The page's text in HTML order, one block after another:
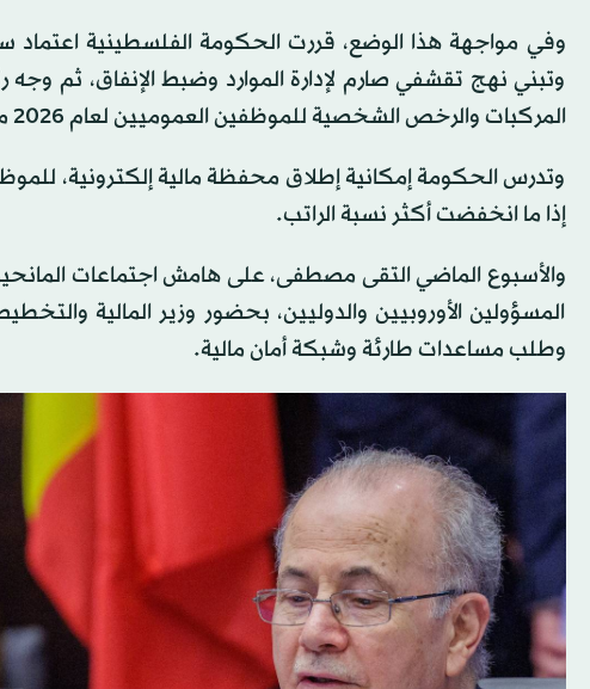
وتبني نهج تقشفي صارم لإدارة الموارد وضبط الإنفاق،
المركبات والرخص الشخصية للموظفين العموميين لعام 2026 من رصيد مستحقاتهم.
وتدرس الحكومة إمكانية إطلاق محفظة مالية إلكترونية،
إذا ما انخفضت أكثر نسبة الراتب.
والأسبوع الماضي التقى مصطفى، على هامش اجتماعات
المسؤولين الأوروبيين والدوليين، بحضور وزير المالية
وطلب مساعدات طارئة وشبكة أمان مالية.